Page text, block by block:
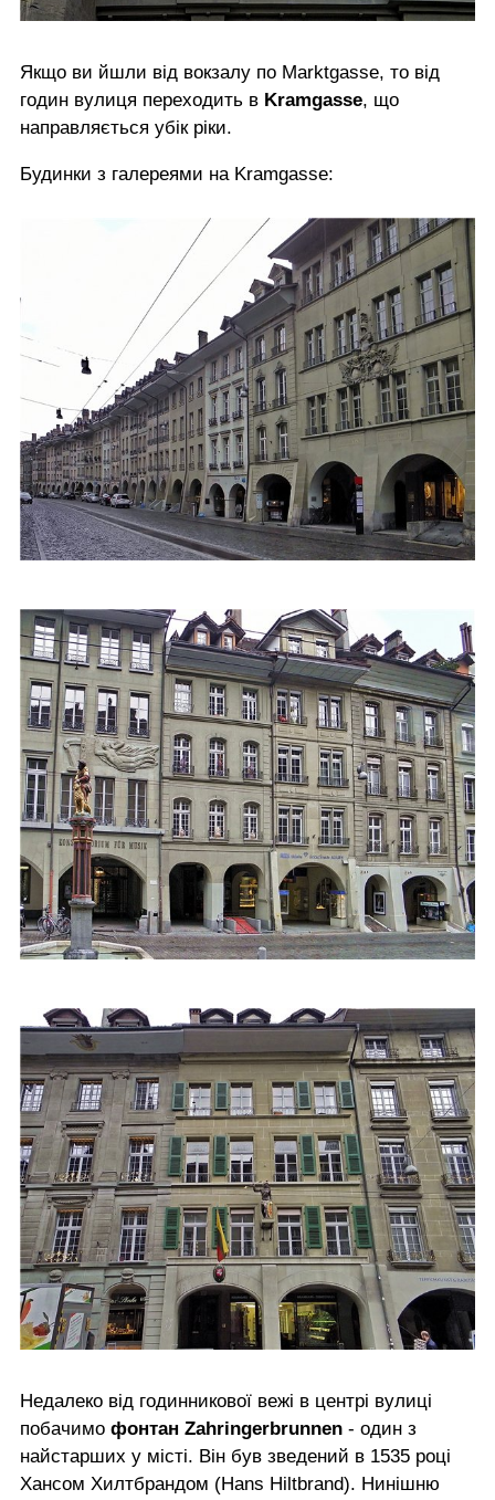
Якщо ви йшли від вокзалу по Marktgasse, то від
годин вулиця переходить в Kramgasse, що
направляється убік ріки.
Будинки з галереями на Kramgasse:
Недалеко від годинникової вежі в центрі вулиці
побачимо фонтан Zahringerbrunnen - один з
найстарших у місті. Він був зведений в 1535 році
Хансом Хилтбрандом (Hans Hiltbrand). Нинішню